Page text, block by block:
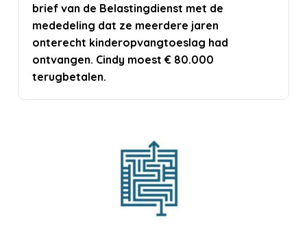
brief van de Belastingdienst met de
mededeling dat ze meerdere jaren
onterecht kinderopvangtoeslag had
ontvangen. Cindy moest € 80.000
terugbetalen.